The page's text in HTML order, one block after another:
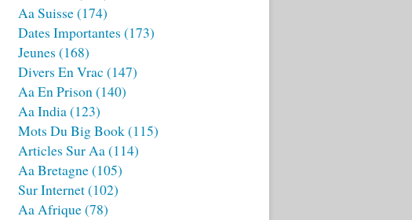
Aa Suisse(174)
Dates Importantes (173)
Jeunes (168)
Divers En Vrac (147)
Aa En Prison(140)
Aa India(123)
Mots Du Big Book(115)
Articles Sur Aa(114)
Aa Bretagne(105)
Sur Internet(102)
Aa Afrique(78)